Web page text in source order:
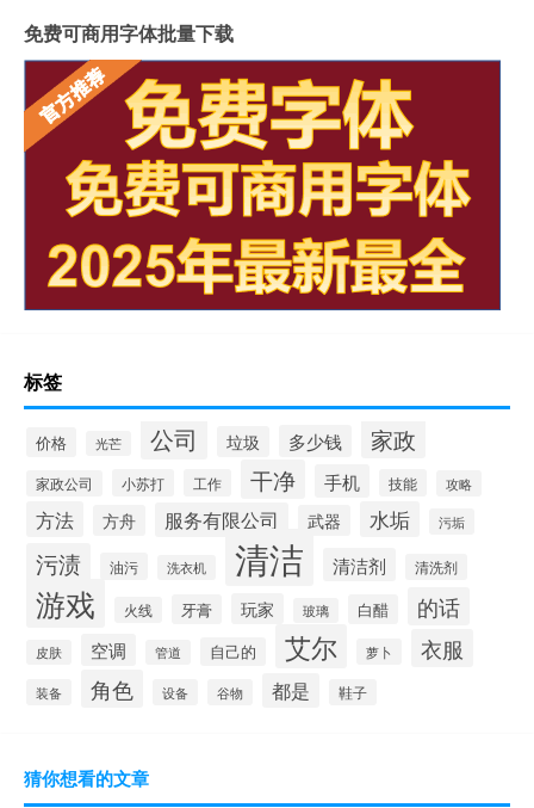
免费可商用字体批量下载
标签
价格 光芒 公司 垃圾 多少钱 家政
家政公司 小苏打 工作 干净 手机 技能 攻略
方法 方舟 服务有限公司 武器 水垢 污垢
污渍 油污 洗衣机 清洁 清洁剂 清洗剂
游戏 火线 牙膏 玩家 玻璃 白醋 的话
皮肤 空调 管道 自己的 艾尔 萝卜 衣服
装备 角色 设备 谷物 都是 鞋子
猜你想看的文章